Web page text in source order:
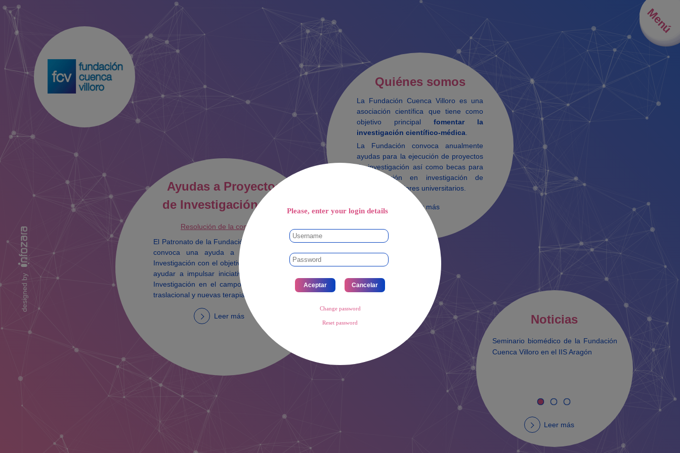
Menú
designed by
Quiénes somos
La Fundación Cuenca Villoro es una
asociación científica que tiene como
objetivo principalfomentar la
investigación científico-médica.
La Fundación convoca anualmente
ayudas para la ejecución de proyectos
de investigación así como becas para
la formación en investigación de
titulados superiores universitarios.
Leer más
Ayudas a Proyectos
de Investigación FCV
Resolución de la concesión
El Patronato de la Fundación Cuenca Villoro
convoca una ayuda a un Proyecto de
Investigación con el objetivo de reconocer y
ayudar a impulsar iniciativas a Grupos de
Investigación en el campo de la oncología
traslacional y nuevas terapias.
Leer más Noticias
Seminario biomédico de la Fundación
Cuenca Villoro en el IIS Aragón
Leer más
Firma
Please, enter your login details
Change password
Reset password